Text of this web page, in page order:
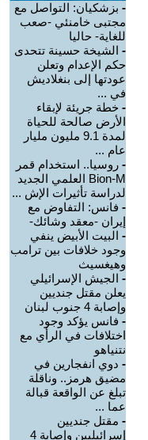
- بزشكيان: التواصل مع
مجتبى خامنئي -صعب
للغاية- حاليا
- الشيخة حسينة تتحدى
حكم الإعدام وتعلن
عودتها إلى بنغلاديش
في ...
- خطة جريئة لإبقاء
الأرض صالحة للحياة
لمدة 9.1 مليون مليار
عام ...
- روسيا.. استخدام قمر
Bion-M العلمي الجديد
لدراسة تأثيرات الإش ...
- فانس: التفاوض مع
إيران -معقد وشائك-
- البيت الأبيض ينفي
وجود خلافات بين ترامب
وهيغسيث
- الجيش الإسرائيلي
يعلن مقتل جنديين
وإصابة 4 جنوب لبنان
- فانس يؤكد وجود
اختلافات في الرأي مع
نتنياهو
- دوي انفجارين في
مضيق هرمز.. وناقلة
تبلغ عن الواقعة قبالة
عما ...
- مقتل جنديين
إسرائيليين وإصابة 4